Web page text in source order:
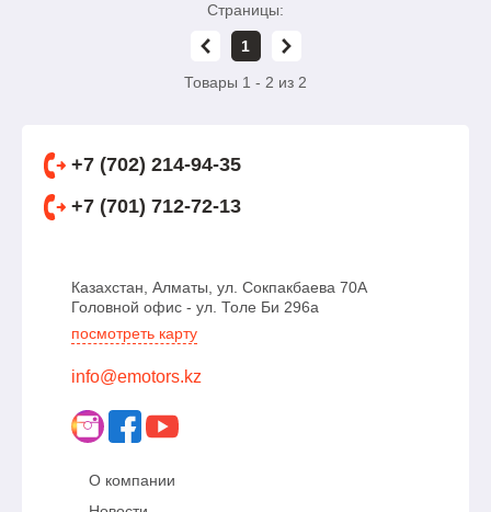
Товары 1 - 2 из 2
Страницы:
1
+7 (702) 214-94-35
+7 (701) 712-72-13
Казахстан, Алматы, ул. Сокпакбаева 70А
Головной офис - ул. Толе Би 296а
посмотреть карту
info@emotors.kz
О компании